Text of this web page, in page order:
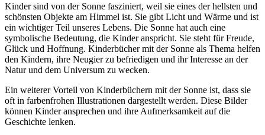
Kinder sind von der Sonne fasziniert, weil sie eines der hellsten und
schönsten Objekte am Himmel ist. Sie gibt Licht und Wärme und ist
ein wichtiger Teil unseres Lebens. Die Sonne hat auch eine
symbolische Bedeutung, die Kinder anspricht. Sie steht für Freude,
Glück und Hoffnung. Kinderbücher mit der Sonne als Thema helfen
den Kindern, ihre Neugier zu befriedigen und ihr Interesse an der
Natur und dem Universum zu wecken.
Ein weiterer Vorteil von Kinderbüchern mit der Sonne ist, dass sie
oft in farbenfrohen Illustrationen dargestellt werden. Diese Bilder
können Kinder ansprechen und ihre Aufmerksamkeit auf die
Geschichte lenken.